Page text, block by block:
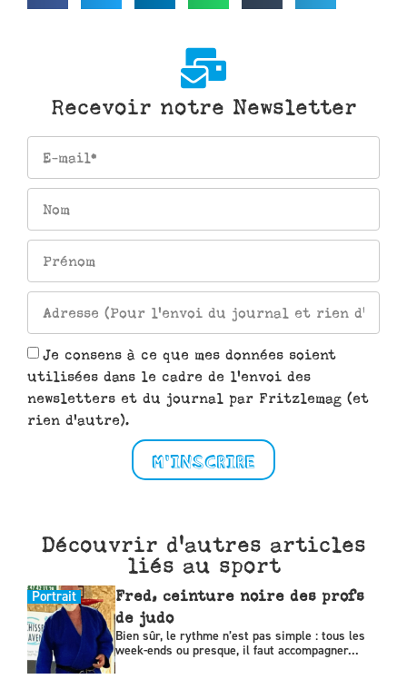
Recevoir notre Newsletter
Je consens à ce que mes données soient
utilisées dans le cadre de l'envoi des
newsletters et du journal par Fritzlemag (et
rien d'autre).
M'INSCRIRE
Découvrir d'autres articles
liés au sport
Portrait
Fred, ceinture noire des profs
de judo
Bien sûr, le rythme n’est pas simple : tous les
week-ends ou presque, il faut accompagner...